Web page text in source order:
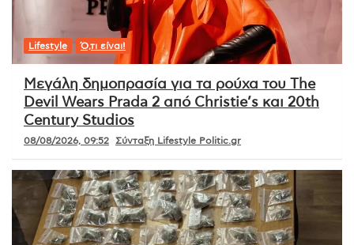
Lifestyle Ό,τι είναι!
Μεγάλη δημοπρασία για τα ρούχα του The
Devil Wears Prada 2 από Christie’s και 20th
Century Studios
08/08/2026, 09:52 Σύνταξη Lifestyle Politic.gr